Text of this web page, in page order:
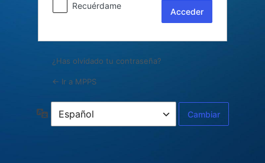
Recuérdame
¿Has olvidado tu contraseña?
← Ir a MPPS
Idioma